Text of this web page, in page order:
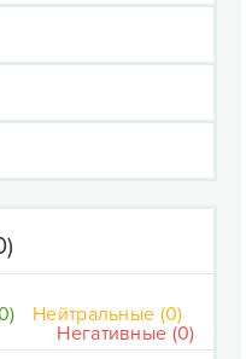
Нейтральные (0)
Негативные (0)